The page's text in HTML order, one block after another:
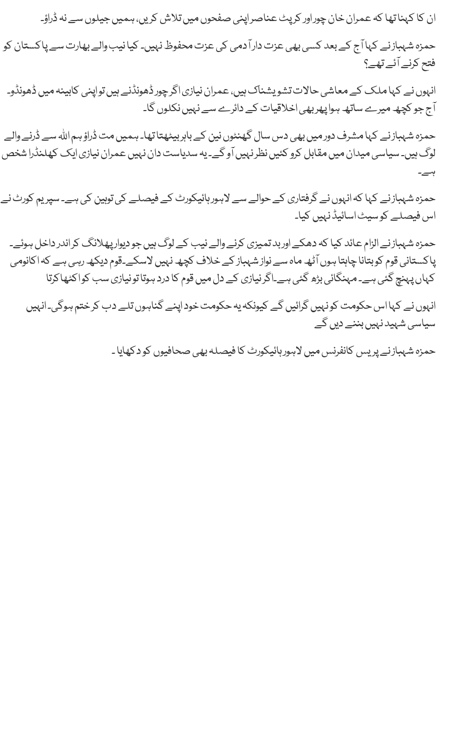
ان کا کہنا تھا کہ عمران خان چور اور کرپٹ عناصر اپنی صفحوں میں تلاش کریں، ہمیں جیلوں سے نہ ڈراؤ۔
حمزہ شہباز نے کہا آج کے بعد کسی بھی عزت دار آدمی کی عزت محفوظ نہیں۔ کیا نیب والے بھارت سے پاکستان کو
فتح کرنے آئے تھے؟
انہوں نے کہا ملک کے معاشی حالات تشویشناک ہیں، عمران نیازی اگر چور ڈھونڈنے ہیں تو اپنی کابینہ میں ڈھونڈو۔
آج جو کچھ میرے ساتھ ہوا پھر بھی اخلاقیات کے دائرے سے نہیں نکلوں گا۔
حمزہ شہباز نے کہا مشرف دور میں بھی دس سال گھنٹوں نین کے باہر بیٹھتا تھا۔ ہمیں مت ڈراؤ ہم اللہ سے ڈرنے والے
لوگ ہیں۔ سیاسی میدان میں مقابل کرو کئیں نظر نہیں آو گے۔ یہ سدیاست دان نہیں عمران نیازی ایک کھلنڈرا شخص
ہے۔
حمزہ شہباز نے کہا کہ انہوں نے گرفتاری کے حوالے سے لاہور ہائیکورٹ کے فیصلے کی توہین کی ہے۔ سپریم کورٹ نے
اس فیصلے کو سیٹ اسائیڈ نہیں کیا۔
حمزہ شہباز نے الزام عائد کیا کہ دھکے اور بد تمیزی کرنے والے نیب کے لوگ ہیں جو دیوار پھلانگ کر اندر داخل ہوئے۔
پاکستانی قوم کو بتانا چاہتا ہوں آٹھ ماہ سے نواز شہباز کے خلاف کچھ نہیں لاسکے۔قوم دیکھ رہی ہے کہ اکانومی
کہاں پہنچ گئی ہے۔ مہنگائی بڑھ گئی ہے۔اگر نیازی کے دل میں قوم کا درد ہوتا تو نیازی سب کو اکٹھاکرتا
انہوں نے کہا اس حکومت کو نہیں گرائیں گے کیونکہ یہ حکومت خود اپنے گناہوں تلے دب کر ختم ہوگی۔ انہیں
سیاسی شہید نہیں بننے دیں گے
حمزہ شہباز نے پریس کانفرنس میں لاہور ہائیکورٹ کا فیصلہ بھی صحافیوں کو دکھایا ۔